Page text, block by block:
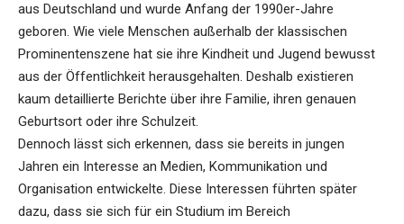
aus Deutschland und wurde Anfang der 1990er-Jahre
geboren. Wie viele Menschen außerhalb der klassischen
Prominentenszene hat sie ihre Kindheit und Jugend bewusst
aus der Öffentlichkeit herausgehalten. Deshalb existieren
kaum detaillierte Berichte über ihre Familie, ihren genauen
Geburtsort oder ihre Schulzeit.
Dennoch lässt sich erkennen, dass sie bereits in jungen
Jahren ein Interesse an Medien, Kommunikation und
Organisation entwickelte. Diese Interessen führten später
dazu, dass sie sich für ein Studium im Bereich